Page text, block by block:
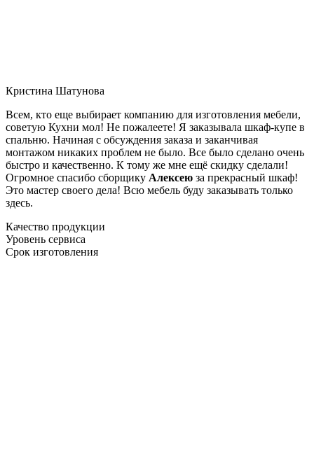
Кристина Шатунова
Всем, кто еще выбирает компанию для изготовления мебели,
советую Кухни мол! Не пожалеете! Я заказывала шкаф-купе в
спальню. Начиная с обсуждения заказа и заканчивая
монтажом никаких проблем не было. Все было сделано очень
быстро и качественно. К тому же мне ещё скидку сделали!
Огромное спасибо сборщику Алексею за прекрасный шкаф!
Это мастер своего дела! Всю мебель буду заказывать только
здесь.
Качество продукции
Уровень сервиса
Срок изготовления